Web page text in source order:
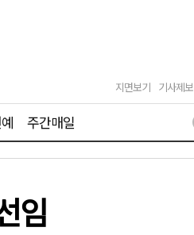
지면보기 기사제보
주간매일
임